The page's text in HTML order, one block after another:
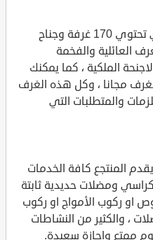
يوفر المنتجع أماكن الإقامة التي تحتوي 170 غرفة وجناح
العائلية والفخمة
الملكية ، كما يمكنك
مجانا ، وكل هذه الغرف
والمتطلبات التي
المنتجع كافة الخدمات
ومضلات حديدية ثابتة
او ركوب الأمواج او ركوب
، والكثير من النشاطات
ممتع واجازة سعيدة.